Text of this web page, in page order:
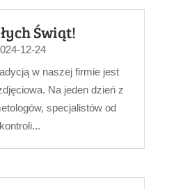
Świąt!
12-24
w naszej firmie jest
Na jeden dzień z
specjalistów od
kontroli...